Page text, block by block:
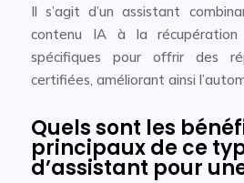
Il s’agit d’un assistant
contenu IA à la récupération
spécifiques pour offrir des
certifiées, améliorant ainsi
Quels sont les
principaux de ce
d’assistant pour